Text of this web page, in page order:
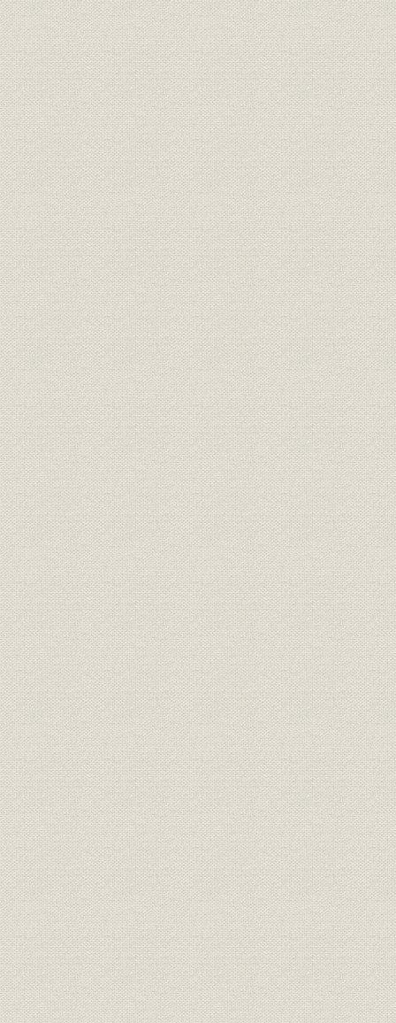
銀行;資金
山陰地方の普通銀行貸付金の推
移
明治31年
(1908年)
銀行;資金
山陰地方の普通銀行担保別貸付
金構成比率
明治36年
銀行;財務・業績
山陰地方の普通銀行収益状況の
推移
明治31年
(1908年)
米;価格 米価の推移
明治元年
(1965年)
銀行;財務・業績 全国普通銀行主要勘定
大正元年
(1929年)
銀行
わが国における各期の普通銀行
異動状況
明治35年
(1945年)
米 山陰地方の米作の推移
明治20年
(1924年)
養蚕 山陰地方の養蚕の推移
明治30年
(1925年)
銀行;財務・業績 島根県内本店銀行の主要勘定 大正3年
銀行;財務・業績 鳥取県内本店銀行の主要勘定 大正3年
銀行;財務・業績
山陰地方の普通銀行の推移(大正
時代)
大正元年
(1926年)
銀行;財務・業績
山陰地方の普通銀行(専業)の推
移(大正時代)
大正元年
(1926年)
銀行;経営
山陰地方の普通銀行の預金・貸
出金の推移
大正3年
(1919年)
貯蓄;融資
山陰地方6都市の預金・貸出金
状況
大正10年